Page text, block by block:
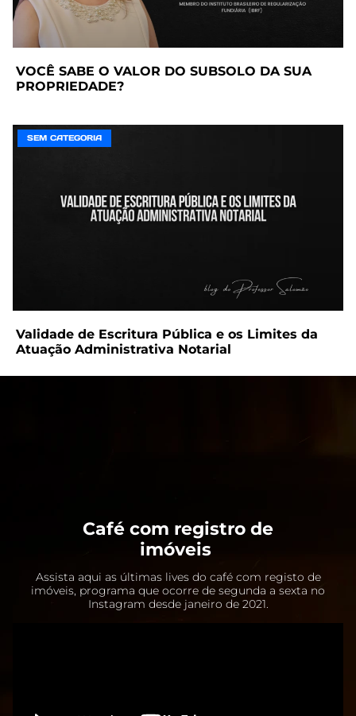
VOCÊ SABE O VALOR DO SUBSOLO DA SUA
PROPRIEDADE?
SEM CATEGORIA
Validade de Escritura Pública e os Limites da
Atuação Administrativa Notarial
Café com registro de
imóveis
Assista aqui as últimas lives do café com registo de
imóveis, programa que ocorre de segunda a sexta no
Instagram desde janeiro de 2021.